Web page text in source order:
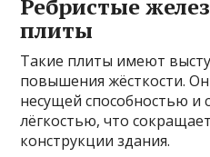
Ребристые
плиты
Такие плиты имеют
повышения жёсткости.
несущей способностью и
лёгкостью, что
конструкции здания.